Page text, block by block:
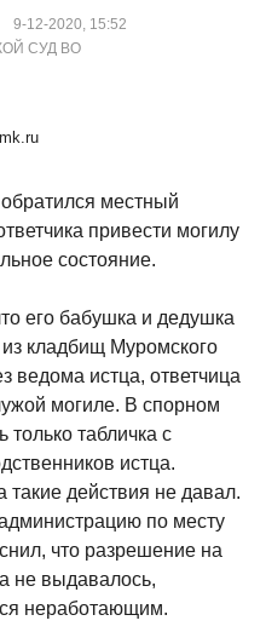
9-12-2020, 15:52
СУД ВО
местный
привести могилу
состояние.
его бабушка и дедушка
кладбищ Муромского
ведома истца, ответчица
могиле. В спорном
только табличка с
истца.
такие действия не давал.
по месту
что разрешение на
не выдавалось,
неработающим.